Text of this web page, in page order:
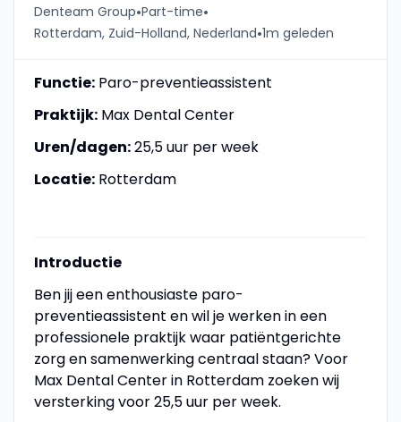
Denteam Group•Part-time•
Rotterdam, Zuid-Holland, Nederland•1m geleden
Functie:Paro-preventieassistent
Praktijk:Max Dental Center
Uren/dagen:25,5 uur per week
Locatie:Rotterdam
Introductie
Ben jij een enthousiaste paro-
preventieassistent en wil je werken in een
professionele praktijk waar patiëntgerichte
zorg en samenwerking centraal staan? Voor
Max Dental Center in Rotterdam zoeken wij
versterking voor 25,5 uur per week.